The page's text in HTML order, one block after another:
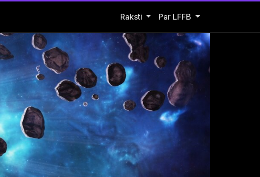
Raksti Open Raksti submenu
Par LFFB